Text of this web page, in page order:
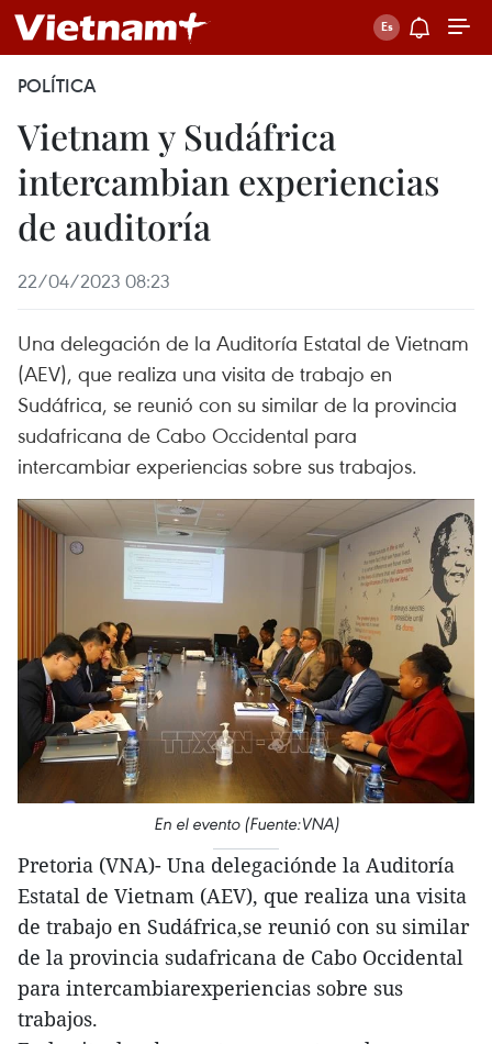
POLÍTICA
Vietnam y Sudáfrica
intercambian experiencias
de auditoría
22/04/2023 08:23
Una delegación de la Auditoría Estatal de Vietnam
(AEV), que realiza una visita de trabajo en
Sudáfrica, se reunió con su similar de la provincia
sudafricana de Cabo Occidental para
intercambiar experiencias sobre sus trabajos.
En el evento (Fuente:VNA)
Pretoria (VNA)- Una delegaciónde la Auditoría
Estatal de Vietnam (AEV), que realiza una visita
de trabajo en Sudáfrica,se reunió con su similar
de la provincia sudafricana de Cabo Occidental
para intercambiarexperiencias sobre sus
trabajos.